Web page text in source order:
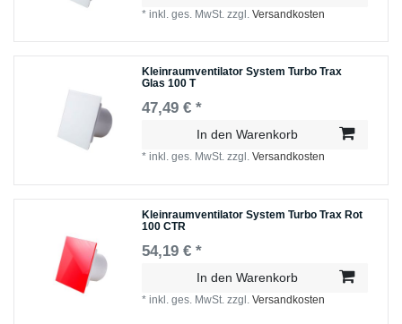
*inkl. ges. MwSt. zzgl.Versandkosten
Kleinraumventilator System Turbo Trax
Glas 100 T
47,49 € *
In den Warenkorb
*inkl. ges. MwSt. zzgl.Versandkosten
Kleinraumventilator System Turbo Trax Rot
100 CTR
54,19 € *
In den Warenkorb
*inkl. ges. MwSt. zzgl.Versandkosten